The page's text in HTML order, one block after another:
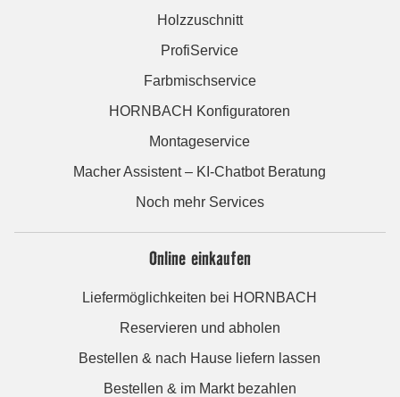
Holzzuschnitt
ProfiService
Farbmischservice
HORNBACH Konfiguratoren
Montageservice
Macher Assistent – KI-Chatbot Beratung
Noch mehr Services
Online einkaufen
Liefermöglichkeiten bei HORNBACH
Reservieren und abholen
Bestellen & nach Hause liefern lassen
Bestellen & im Markt bezahlen